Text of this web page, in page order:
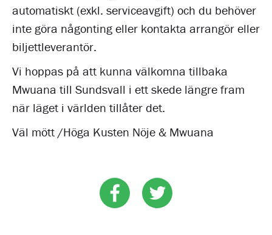
automatiskt (exkl. serviceavgift) och du behöver
inte göra någonting eller kontakta arrangör eller
biljettleverantör.
Vi hoppas på att kunna välkomna tillbaka
Mwuana till Sundsvall i ett skede längre fram
när läget i världen tillåter det.
Väl mött /Höga Kusten Nöje & Mwuana